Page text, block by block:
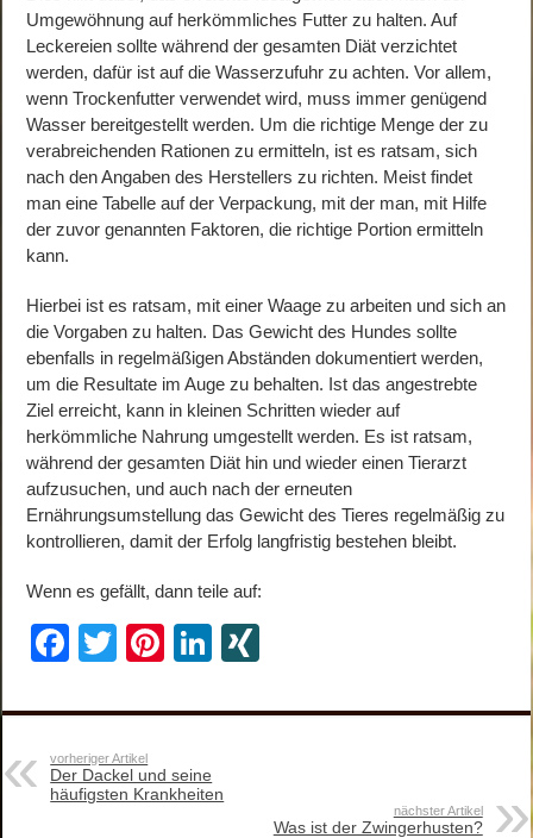
Umgewöhnung auf herkömmliches Futter zu halten. Auf
Leckereien sollte während der gesamten Diät verzichtet
werden, dafür ist auf die Wasserzufuhr zu achten. Vor allem,
wenn Trockenfutter verwendet wird, muss immer genügend
Wasser bereitgestellt werden. Um die richtige Menge der zu
verabreichenden Rationen zu ermitteln, ist es ratsam, sich
nach den Angaben des Herstellers zu richten. Meist findet
man eine Tabelle auf der Verpackung, mit der man, mit Hilfe
der zuvor genannten Faktoren, die richtige Portion ermitteln
kann.
Hierbei ist es ratsam, mit einer Waage zu arbeiten und sich an
die Vorgaben zu halten. Das Gewicht des Hundes sollte
ebenfalls in regelmäßigen Abständen dokumentiert werden,
um die Resultate im Auge zu behalten. Ist das angestrebte
Ziel erreicht, kann in kleinen Schritten wieder auf
herkömmliche Nahrung umgestellt werden. Es ist ratsam,
während der gesamten Diät hin und wieder einen Tierarzt
aufzusuchen, und auch nach der erneuten
Ernährungsumstellung das Gewicht des Tieres regelmäßig zu
kontrollieren, damit der Erfolg langfristig bestehen bleibt.
Wenn es gefällt, dann teile auf:
F
c
e
b
T
tt
er
Pi
er
st
Li
k
dI
G
vorheriger Artikel
Der Dackel und seine
häufigsten Krankheiten
nächster Artikel
Was ist der Zwingerhusten?